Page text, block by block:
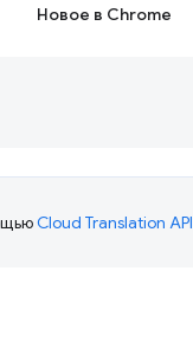
Новое в Chrome
Cloud Translation API